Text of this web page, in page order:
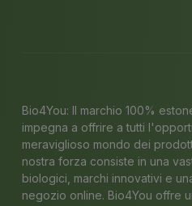
Bio4You: Il marchio 100%
impegna a offrire a tutti
meraviglioso mondo dei
nostra forza consiste in una
biologici, marchi innovativi e
negozio online. Bio4You offre